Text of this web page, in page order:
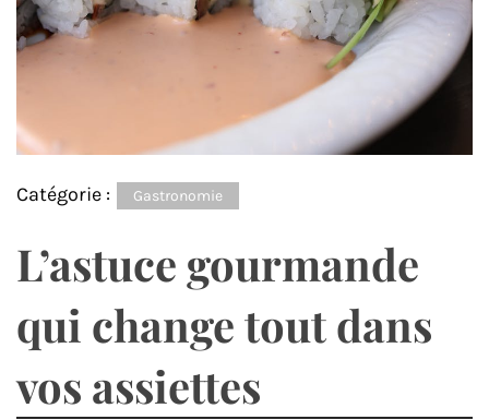
Catégorie : Gastronomie
L’astuce gourmande
qui change tout dans
vos assiettes